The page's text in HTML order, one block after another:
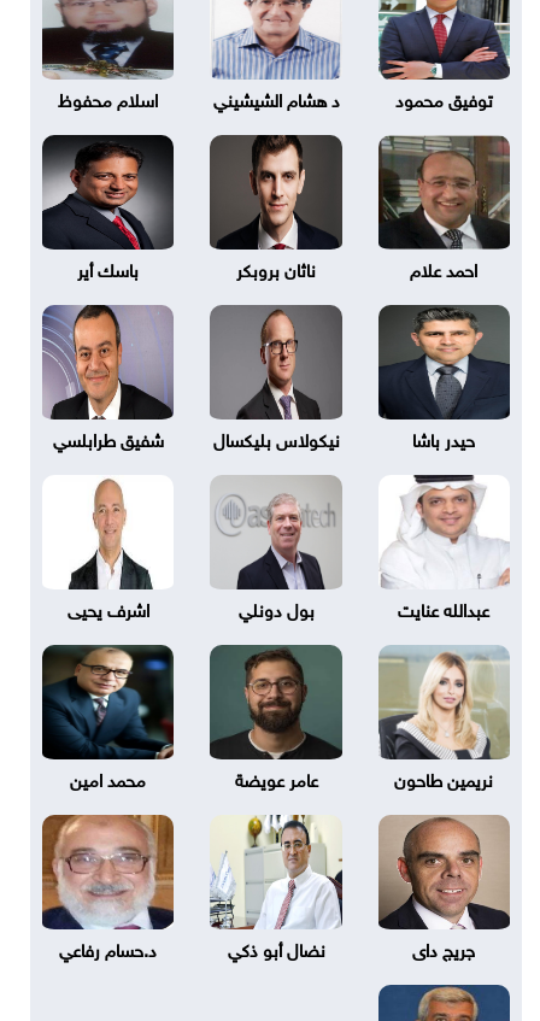
توفيق محمود د هشام الشيشيني اسلام محفوظ
احمد علام ناثان بروبكر باسك أير
حيدر باشا نيكولاس بليكسال شفيق طرابلسي
عبدالله عنايت بول دونلي اشرف يحيى
نريمين طاحون عامر عويضة محمد امين
جريج داى نضال أبو ذكي د.حسام رفاعي